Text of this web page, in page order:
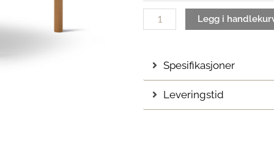
Legg i
Spesifikasjoner
Leveringstid